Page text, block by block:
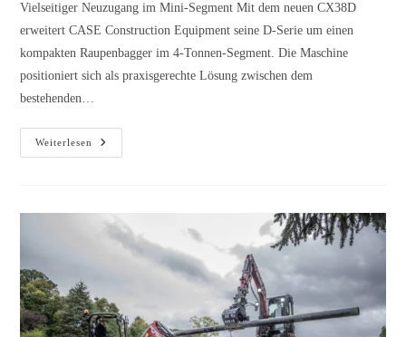
Vielseitiger Neuzugang im Mini-Segment Mit dem neuen CX38D
erweitert CASE Construction Equipment seine D-Serie um einen
kompakten Raupenbagger im 4-Tonnen-Segment. Die Maschine
positioniert sich als praxisgerechte Lösung zwischen dem
bestehenden…
Weiterlesen